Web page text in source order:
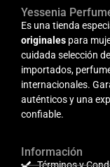
Yessenia
Es una tienda
originales para
cuidada selección
importados,
internacionales.
auténticos y una
confiable.
Información
Términos y